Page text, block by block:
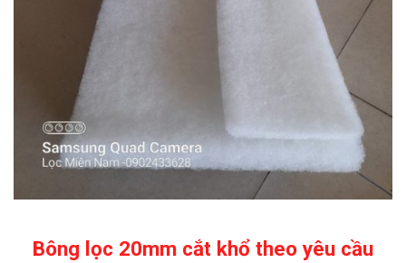
Bông lọc 20mm cắt khổ theo yêu cầu